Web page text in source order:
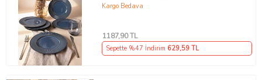
Kargo Bedava
1187,90 TL
Sepette %47 İndirim 629,59 TL